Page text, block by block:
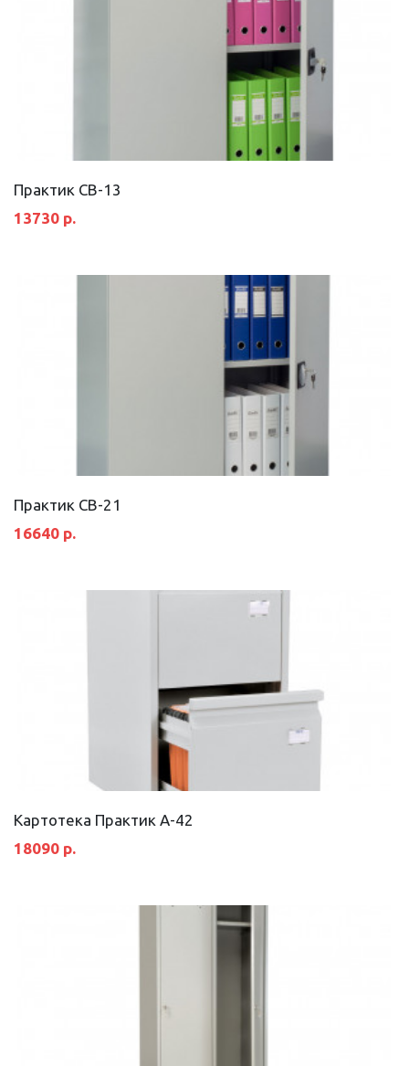
Практик СВ-13
13730 р.
Практик СВ-21
16640 р.
Картотека Практик А-42
18090 р.